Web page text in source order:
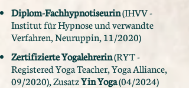
Diplom-Fachhypnotiseurin(IHVV -
Institut für Hypnose und verwandte
Verfahren, Neuruppin, 11/2020)
Zertifizierte Yogalehrerin(RYT -
Registered Yoga Teacher, Yoga Alliance,
09/2020), ZusatzYin Yoga(04/2024)